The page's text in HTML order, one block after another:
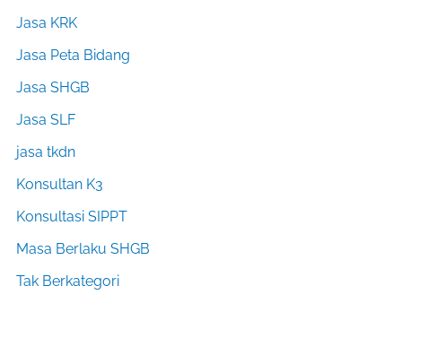
Jasa KRK
Jasa Peta Bidang
Jasa SHGB
Jasa SLF
jasa tkdn
Konsultan K3
Konsultasi SIPPT
Masa Berlaku SHGB
Tak Berkategori